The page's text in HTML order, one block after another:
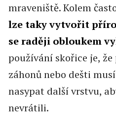
mraveniště. Kolem
lze taky vytvořit
se raději obloukem
používání skořice je, že
záhonů nebo dešti
nasypat další vrstvu,
nevrátili.